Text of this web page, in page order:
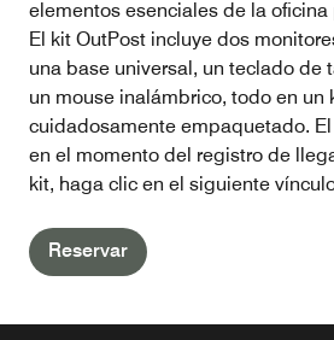
elementos esenciales de la
El kit OutPost incluye dos
una base universal, un teclado de
un mouse inalámbrico, todo en un
cuidadosamente empaquetado.
en el momento del registro de
kit, haga clic en el siguiente
Reservar